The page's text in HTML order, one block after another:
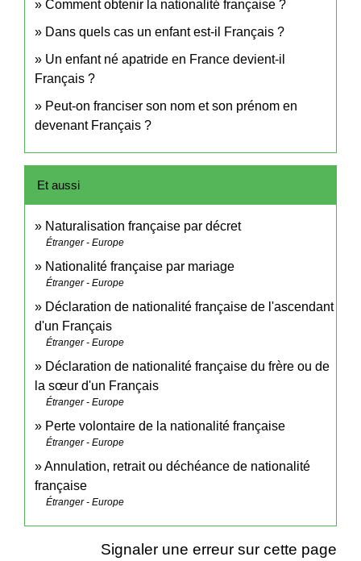
Comment obtenir la nationalité française ?
Dans quels cas un enfant est-il Français ?
Un enfant né apatride en France devient-il
Français ?
Peut-on franciser son nom et son prénom en
devenant Français ?
Et aussi
Naturalisation française par décret
Étranger - Europe
Nationalité française par mariage
Étranger - Europe
Déclaration de nationalité française de l'ascendant
d'un Français
Étranger - Europe
Déclaration de nationalité française du frère ou de
la sœur d'un Français
Étranger - Europe
Perte volontaire de la nationalité française
Étranger - Europe
Annulation, retrait ou déchéance de nationalité
française
Étranger - Europe
Signaler une erreur sur cette page